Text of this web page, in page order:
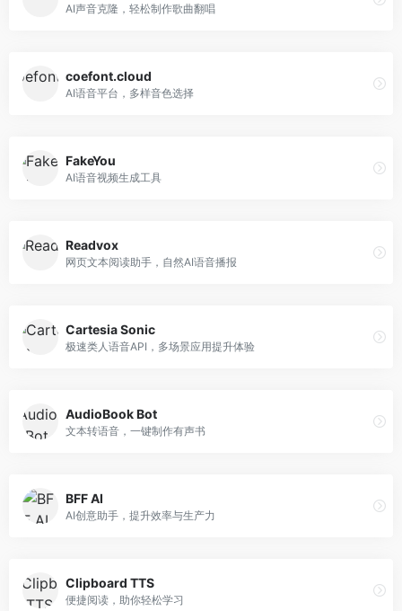
AI声音克隆，轻松制作歌曲翻唱
coefont.cloud
AI语音平台，多样音色选择
FakeYou
AI语音视频生成工具
Readvox
网页文本阅读助手，自然AI语音播报
Cartesia Sonic
极速类人语音API，多场景应用提升体验
AudioBook Bot
文本转语音，一键制作有声书
BFF AI
AI创意助手，提升效率与生产力
Clipboard TTS
便捷阅读，助你轻松学习